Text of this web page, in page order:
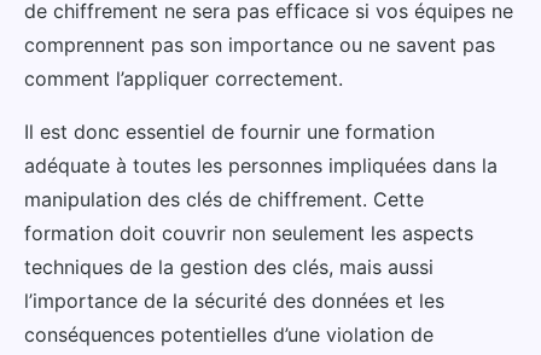
de chiffrement ne sera pas efficace si vos équipes ne
comprennent pas son importance ou ne savent pas
comment l’appliquer correctement.
Il est donc essentiel de fournir une formation
adéquate à toutes les personnes impliquées dans la
manipulation des clés de chiffrement. Cette
formation doit couvrir non seulement les aspects
techniques de la gestion des clés, mais aussi
l’importance de la sécurité des données et les
conséquences potentielles d’une violation de